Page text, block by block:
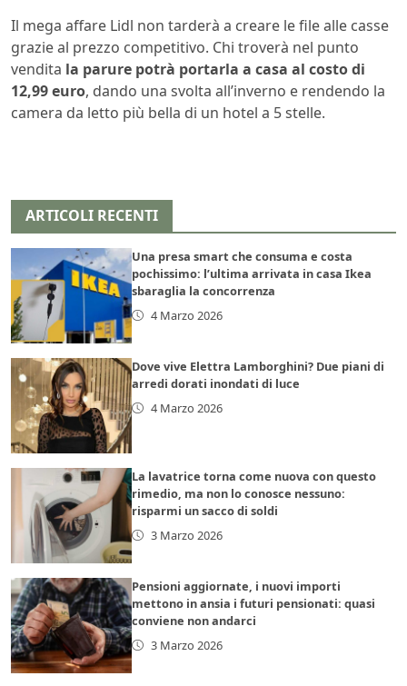
Il mega affare Lidl non tarderà a creare le file alle casse
grazie al prezzo competitivo. Chi troverà nel punto
vendita la parure potrà portarla a casa al costo di
12,99 euro, dando una svolta all’inverno e rendendo la
camera da letto più bella di un hotel a 5 stelle.
ARTICOLI RECENTI
Una presa smart che consuma e costa
pochissimo: l’ultima arrivata in casa Ikea
sbaraglia la concorrenza
4 Marzo 2026
Dove vive Elettra Lamborghini? Due piani di
arredi dorati inondati di luce
4 Marzo 2026
La lavatrice torna come nuova con questo
rimedio, ma non lo conosce nessuno:
risparmi un sacco di soldi
3 Marzo 2026
Pensioni aggiornate, i nuovi importi
mettono in ansia i futuri pensionati: quasi
conviene non andarci
3 Marzo 2026